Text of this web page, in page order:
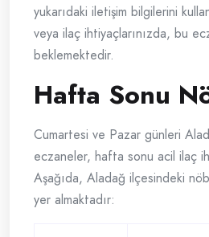
yukarıdaki iletişim bilgilerini
veya ilaç ihtiyaçlarınızda, bu
beklemektedir.
Hafta Sonu
Cumartesi ve Pazar günleri
eczaneler, hafta sonu acil ilaç
Aşağıda, Aladağ ilçesindeki
yer almaktadır: